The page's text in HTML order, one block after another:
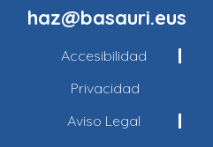
haz@basauri.eus
Accesibilidad
Privacidad
Aviso Legal